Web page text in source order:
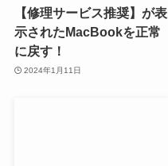
【修理サービス推奨】が表
示されたMacBookを正常
に戻す！
2024年1月11日